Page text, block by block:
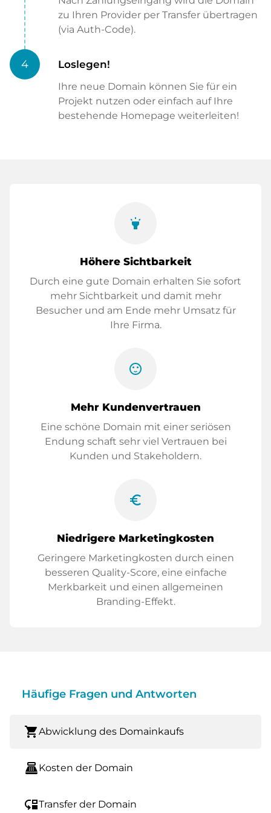
zu Ihren Provider per Transfer übertragen
(via Auth-Code).
4 Loslegen!
Ihre neue Domain können Sie für ein
Projekt nutzen oder einfach auf Ihre
bestehende Homepage weiterleiten!
highlight
Höhere Sichtbarkeit
Durch eine gute Domain erhalten Sie sofort
mehr Sichtbarkeit und damit mehr
Besucher und am Ende mehr Umsatz für
Ihre Firma.
sentiment_satisfied
Mehr Kundenvertrauen
Eine schöne Domain mit einer seriösen
Endung schaft sehr viel Vertrauen bei
Kunden und Stakeholdern.
euro_symbol
Niedrigere Marketingkosten
Geringere Marketingkosten durch einen
besseren Quality-Score, eine einfache
Merkbarkeit und einen allgemeinen
Branding-Effekt.
Häufige Fragen und Antworten
shopping_cartAbwicklung des Domainkaufs
point_of_saleKosten der Domain
move_downTransfer der Domain